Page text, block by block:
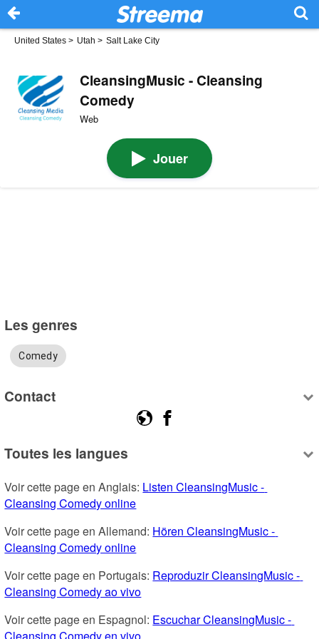
United States > Utah > Salt Lake City
CleansingMusic - Cleansing
Comedy
Web
Jouer
Les genres
Comedy
Contact
Toutes les langues
Voir cette page en Anglais: Listen CleansingMusic -
Cleansing Comedy online
Voir cette page en Allemand: Hören CleansingMusic -
Cleansing Comedy online
Voir cette page en Portugais: Reproduzir CleansingMusic -
Cleansing Comedy ao vivo
Voir cette page en Espagnol: Escuchar CleansingMusic -
Cleansing Comedy en vivo